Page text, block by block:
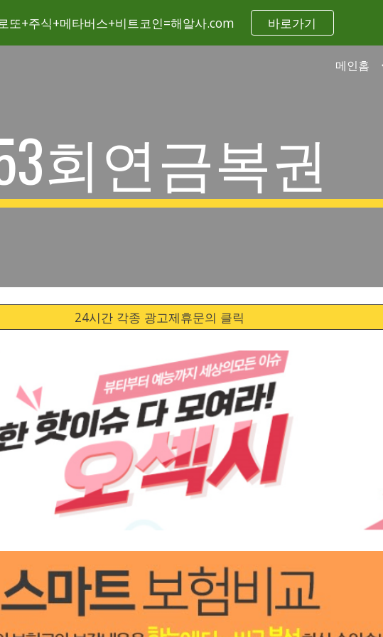
to main content Skip to navigation
또+주식+메타버스+비트코인=해알사.com 바로가기
메인홈
회연금복권
24시간 각종 광고제휴문의 클릭